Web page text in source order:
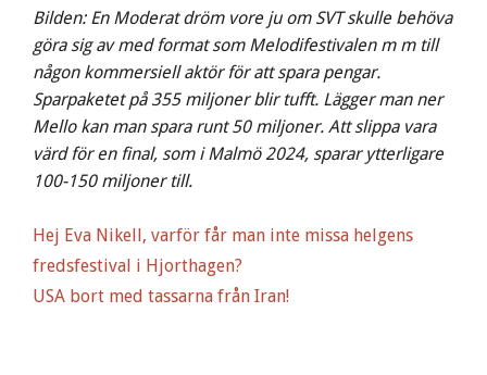
Bilden: En Moderat dröm vore ju om SVT skulle behöva
göra sig av med format som Melodifestivalen m m till
någon kommersiell aktör för att spara pengar.
Sparpaketet på 355 miljoner blir tufft. Lägger man ner
Mello kan man spara runt 50 miljoner. Att slippa vara
värd för en final, som i Malmö 2024, sparar ytterligare
100-150 miljoner till.
Hej Eva Nikell, varför får man inte missa helgens
fredsfestival i Hjorthagen?
USA bort med tassarna från Iran!